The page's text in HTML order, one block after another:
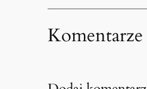
Komentarze